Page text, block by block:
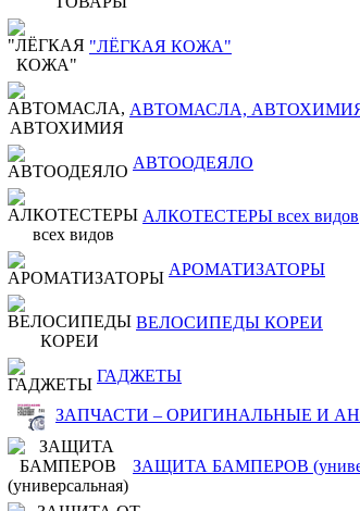
"ЛЁГКАЯ КОЖА"
АВТОМАСЛА,
АВТООДЕЯЛО
АЛКОТЕСТЕРЫ всех видов
АРОМАТИЗАТОРЫ
ВЕЛОСИПЕДЫ КОРЕИ
ГАДЖЕТЫ
ЗАПЧАСТИ – ОРИГИНАЛЬНЫЕ И
ЗАЩИТА БАМПЕРОВ